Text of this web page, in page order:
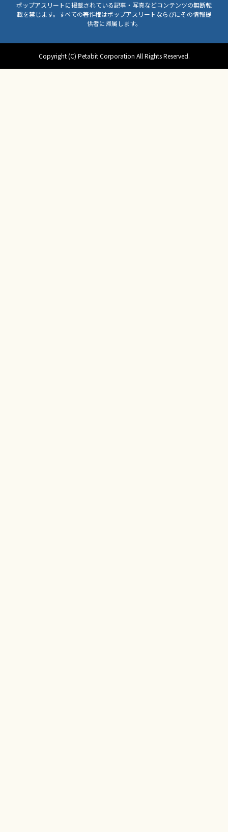
ポップアスリートに掲載されている記事・写真などコンテンツの無断転
載を禁じます。すべての著作権はポップアスリートならびにその情報提
供者に帰属します。
Copyright (C) Petabit Corporation All Rights Reserved.